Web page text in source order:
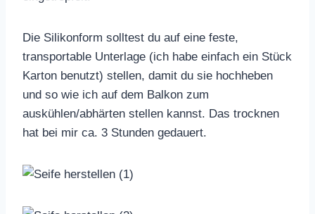
Die Silikonform solltest du auf eine feste,
transportable Unterlage (ich habe einfach ein Stück
Karton benutzt) stellen, damit du sie hochheben
und so wie ich auf dem Balkon zum
auskühlen/abhärten stellen kannst. Das trocknen
hat bei mir ca. 3 Stunden gedauert.